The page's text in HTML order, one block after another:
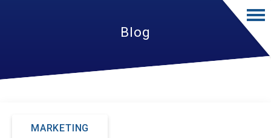
Blog
MARKETING